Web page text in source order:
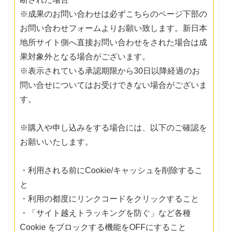
※成果のお問い合わせは必ずこちらのページ下部の
お問い合わせフォームよりお願い致します。新日本
地所サイト側へ直接お問い合わせをされた場合は成
果対象外となる場合がございます。
※表示されている承認期限から30日以降経過のお
問い合せについてはお受けできない場合がございま
す。
※購入や申し込みをする場合には、以下のご確認を
お願いいたします。
・利用される前にCookie/キャッシュを削除するこ
と
・利用の都度にリンクコードをクリックすること
・「サイト越えトラッキングを防ぐ」など各種
Cookie をブロックする機能をOFFにすること